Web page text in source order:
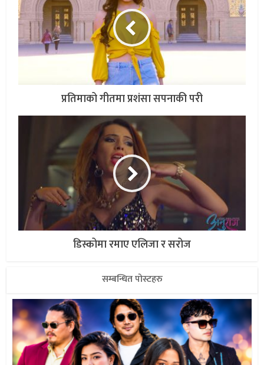
प्रतिमाको गीतमा प्रशंसा सपनाकी परी
डिस्कोमा रमाए एलिजा र सरोज
सम्बन्धित पोस्टहरु